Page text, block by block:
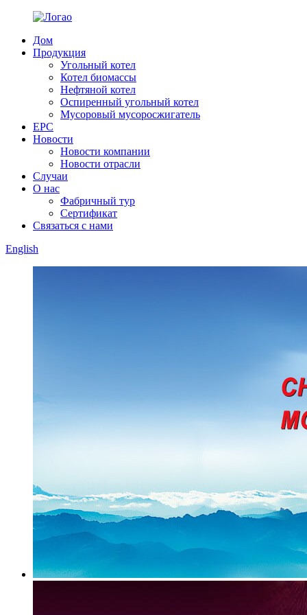
Дом
Продукция
Угольный котел
Котел биомассы
Нефтяной котел
Оспиренный угольный котел
Мусоровый мусоросжигатель
EPC
Новости
Новости компании
Новости отрасли
Случаи
О нас
Фабричный тур
Сертификат
Связаться с нами
English